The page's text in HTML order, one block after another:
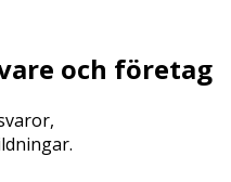
och företag